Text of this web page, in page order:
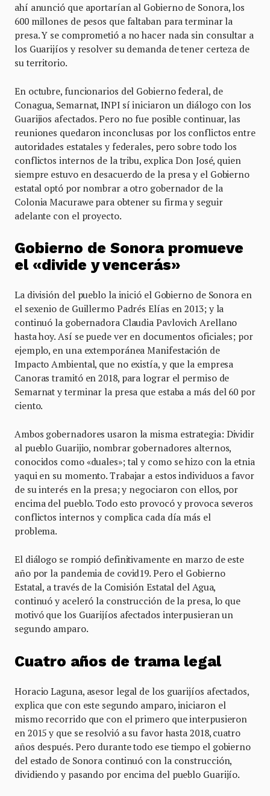
ahí anunció que aportarían al Gobierno de Sonora, los
600 millones de pesos que faltaban para terminar la
presa. Y se comprometió a no hacer nada sin consultar a
los Guarijíos y resolver su demanda de tener certeza de
su territorio.
En octubre, funcionarios del Gobierno federal, de
Conagua, Semarnat, INPI sí iniciaron un diálogo con los
Guarijios afectados. Pero no fue posible continuar, las
reuniones quedaron inconclusas por los conflictos entre
autoridades estatales y federales, pero sobre todo los
conflictos internos de la tribu, explica Don José, quien
siempre estuvo en desacuerdo de la presa y el Gobierno
estatal optó por nombrar a otro gobernador de la
Colonia Macurawe para obtener su firma y seguir
adelante con el proyecto.
Gobierno de Sonora promueve
el «divide y vencerás»
La división del pueblo la inició el Gobierno de Sonora en
el sexenio de Guillermo Padrés Elías en 2013; y la
continuó la gobernadora Claudia Pavlovich Arellano
hasta hoy. Así se puede ver en documentos oficiales; por
ejemplo, en una extemporánea Manifestación de
Impacto Ambiental, que no existía, y que la empresa
Canoras tramitó en 2018, para lograr el permiso de
Semarnat y terminar la presa que estaba a más del 60 por
ciento.
Ambos gobernadores usaron la misma estrategia: Dividir
al pueblo Guarijio, nombrar gobernadores alternos,
conocidos como «duales»; tal y como se hizo con la etnia
yaqui en su momento. Trabajar a estos individuos a favor
de su interés en la presa; y negociaron con ellos, por
encima del pueblo. Todo esto provocó y provoca severos
conflictos internos y complica cada día más el
problema.
El diálogo se rompió definitivamente en marzo de este
año por la pandemia de covid19. Pero el Gobierno
Estatal, a través de la Comisión Estatal del Agua,
continuó y aceleró la construcción de la presa, lo que
motivó que los Guarijíos afectados interpusieran un
segundo amparo.
Cuatro años de trama legal
Horacio Laguna, asesor legal de los guarijíos afectados,
explica que con este segundo amparo, iniciaron el
mismo recorrido que con el primero que interpusieron
en 2015 y que se resolvió a su favor hasta 2018, cuatro
años después. Pero durante todo ese tiempo el gobierno
del estado de Sonora continuó con la construcción,
dividiendo y pasando por encima del pueblo Guarijío.